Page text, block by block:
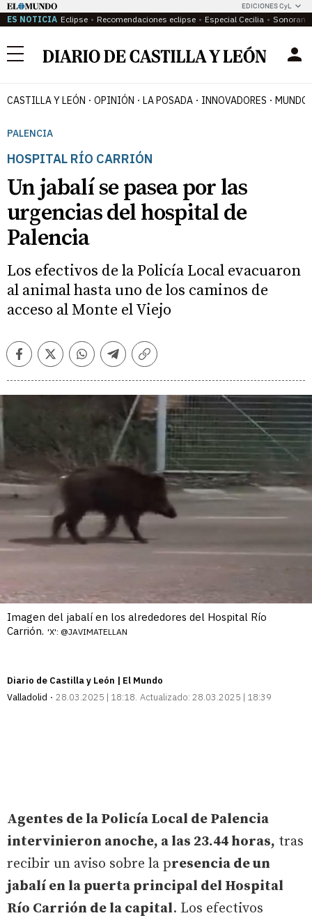
EDICIONES CyL
ES NOTICIA Eclipse Recomendaciones eclipse Especial Cecilia
Menú
CASTILLA Y LEÓN OPINIÓN LA POSADA INNOVADORES MUNDO
PALENCIA
HOSPITAL RÍO CARRIÓN
Un jabalí se pasea por las
urgencias del hospital de
Palencia
Los efectivos de la Policía Local evacuaron
al animal hasta uno de los caminos de
acceso al Monte el Viejo
FacebookTwitterWhatsappTelegramCopiar
Imagen del jabalí en los alrededores del Hospital Río
Carrión. 'X': @JAVIMATELLAN
Diario de Castilla y León | El Mundo
Valladolid
28.03.2025 | 18:18 Actualizado: 28.03.2025 | 18:39
Agentes de la Policía Local de Palencia
intervinieron anoche, a las 23.44 horas, tras
recibir un aviso sobre la presencia de un
jabalí en la puerta principal del Hospital
Río Carrión de la capital. Los efectivos